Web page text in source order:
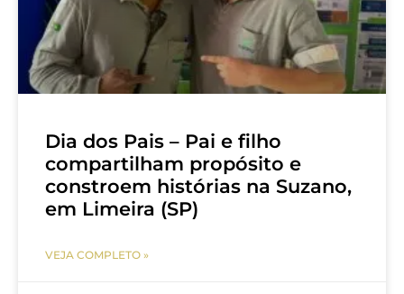
Dia dos Pais – Pai e filho
compartilham propósito e
constroem histórias na Suzano,
em Limeira (SP)
VEJA COMPLETO »